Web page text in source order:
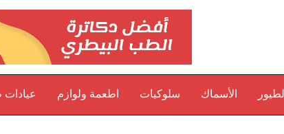
الطيور الأسماك سلوكيات اطعمة ولوازم عيادات